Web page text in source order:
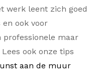
werk leent zich goed
ook voor
professionele maar
ook onze tips
aan de muur